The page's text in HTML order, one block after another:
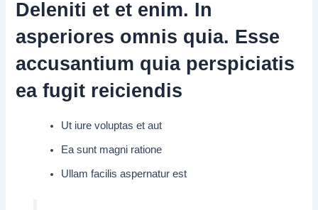
Deleniti et et enim. In
asperiores omnis quia. Esse
accusantium quia perspiciatis
ea fugit reiciendis
Ut iure voluptas et aut
Ea sunt magni ratione
Ullam facilis aspernatur est